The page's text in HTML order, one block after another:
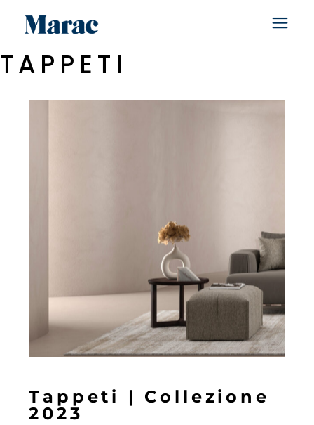
TAPPETI
T a p p et i | Co l l ezio n e
2 023